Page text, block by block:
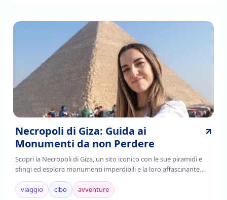
Necropoli di Giza: Guida ai
Monumenti da non Perdere
Scopri la Necropoli di Giza, un sito iconico con le sue piramidi e
sfingi ed esplora monumenti imperdibili e la loro affascinante
storia. Leggi di più!
viaggio
cibo avventure